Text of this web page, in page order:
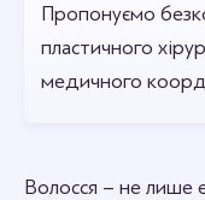
Пропонуємо
пластичного
медичного
Волосся – не лише